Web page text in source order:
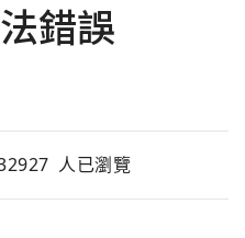
錯誤
人已瀏覽